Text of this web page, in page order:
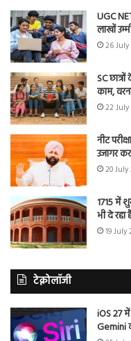
UGC
लाखों
26 July
SC
काम,
22 July
नीट
उजागर
20 July
1715 में
भी दे रहा
19 July
टेक्नोलॉजी
iOS 27
Gemini